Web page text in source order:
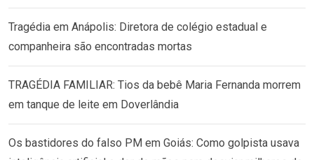
Tragédia em Anápolis: Diretora de colégio estadual e
companheira são encontradas mortas
TRAGÉDIA FAMILIAR: Tios da bebê Maria Fernanda morrem
em tanque de leite em Doverlândia
Os bastidores do falso PM em Goiás: Como golpista usava